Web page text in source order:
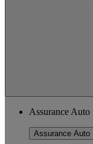
Assurance Auto
Assurance Auto